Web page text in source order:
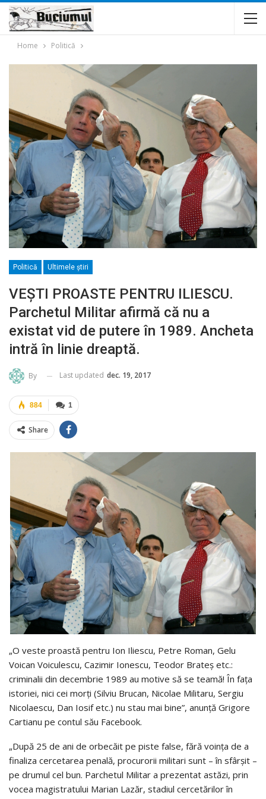
Home Politică
Politică Ultimele ştiri
VEŞTI PROASTE PENTRU ILIESCU.
Parchetul Militar afirmă că nu a
existat vid de putere în 1989. Ancheta
intră în linie dreaptă.
By Last updated dec. 19, 2017
1
884
Share
„O veste proastă pentru Ion Iliescu, Petre Roman, Gelu
Voican Voiculescu, Cazimir Ionescu, Teodor Brateș etc.:
criminalii din decembrie 1989 au motive să se teamă! În fața
istoriei, nici cei morți (Silviu Brucan, Nicolae Militaru, Sergiu
Nicolaescu, Dan Iosif etc.) nu stau mai bine”, anunţă Grigore
Cartianu pe contul său Facebook.
„După 25 de ani de orbecăit pe piste false, fără voința de a
finaliza cercetarea penală, procurorii militari sunt – în sfârșit –
pe drumul cel bun. Parchetul Militar a prezentat astăzi, prin
vocea magistratului Marian Lazăr, stadiul cercetărilor în